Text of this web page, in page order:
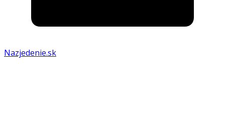
Nazjedenie.sk